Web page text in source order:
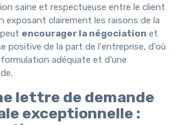
saine et respectueuse entre le client
exposant clairement les raisons de la
encourager la négociation et
positive de la part de l'entreprise, d'où
adéquate et d'une
lettre de demande
exceptionnelle :